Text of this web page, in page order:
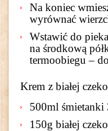
Na koniec
wyrównać
Wstawić do
na środkową
termoobiegu –
Krem z białej
500ml
150g białej